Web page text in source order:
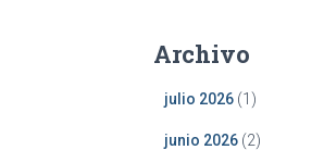
Archivo
julio 2026(1)
junio 2026(2)